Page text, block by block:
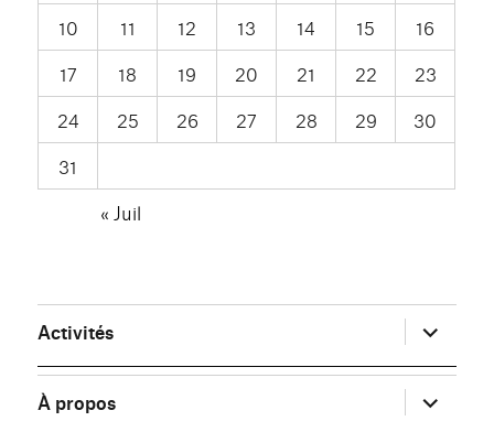
10
11 12 13 14 15
16
17
18 19 20 21 22
23
24
25 26 27 28 29
30
31
« Juil
Activités ouvrir
le
sous-
menu
À propos
ouvrir
le